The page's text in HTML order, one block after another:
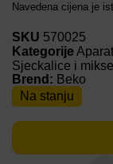
Navedena cijena je
SKU 570025
Kategorije
Sjeckalice i
Brend: Beko
Na stanju